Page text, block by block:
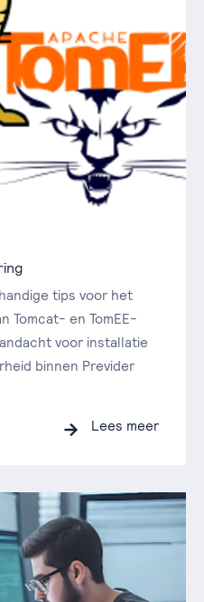
tips voor het
Tomcat- en TomEE-
voor installatie
binnen Previder
Lees meer